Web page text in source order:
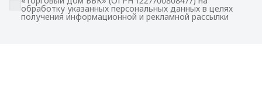
обработку указанных персональных данных в целях
получения информационной и рекламной рассылки